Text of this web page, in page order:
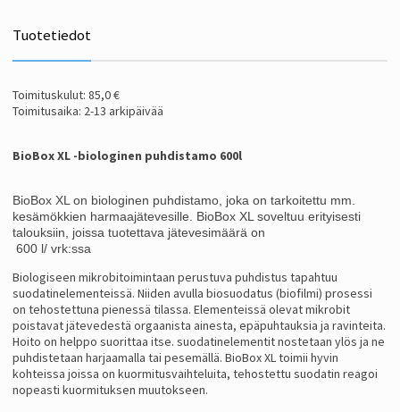
Tuotetiedot
Toimituskulut: 85,0 €
Toimitusaika: 2-13 arkipäivää
BioBox XL -biologinen puhdistamo 600l
BioBox XL on biologinen puhdistamo, joka on tarkoitettu mm.
kesämökkien harmaajätevesille. BioBox XL soveltuu erityisesti
talouksiin, joissa tuotettava jätevesimäärä on
600 l/ vrk:ssa
Biologiseen mikrobitoimintaan perustuva puhdistus tapahtuu
suodatinelementeissä. Niiden avulla biosuodatus (biofilmi) prosessi
on tehostettuna pienessä tilassa. Elementeissä olevat mikrobit
poistavat jätevedestä orgaanista ainesta, epäpuhtauksia ja ravinteita.
Hoito on helppo suorittaa itse. suodatinelementit nostetaan ylös ja ne
puhdistetaan harjaamalla tai pesemällä. BioBox XL toimii hyvin
kohteissa joissa on kuormitusvaihteluita, tehostettu suodatin reagoi
nopeasti kuormituksen muutokseen.